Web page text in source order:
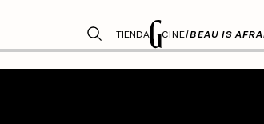
TIENDA CINE/BEAU IS